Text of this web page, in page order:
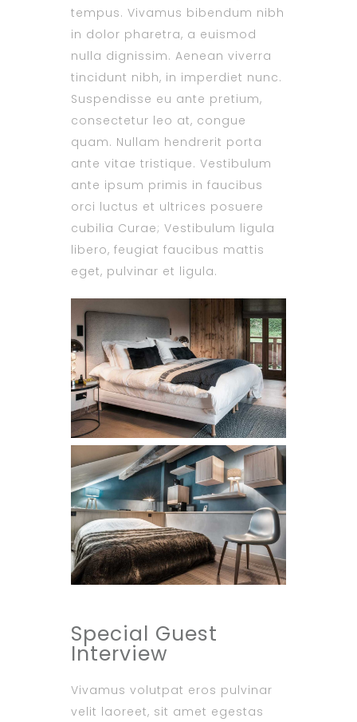
tempus. Vivamus bibendum nibh
in dolor pharetra, a euismod
nulla dignissim. Aenean viverra
tincidunt nibh, in imperdiet nunc.
Suspendisse eu ante pretium,
consectetur leo at, congue
quam. Nullam hendrerit porta
ante vitae tristique. Vestibulum
ante ipsum primis in faucibus
orci luctus et ultrices posuere
cubilia Curae; Vestibulum ligula
libero, feugiat faucibus mattis
eget, pulvinar et ligula.
Special Guest
Interview
Vivamus volutpat eros pulvinar
velit laoreet, sit amet egestas